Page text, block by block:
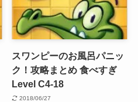
スワンピーのお風呂パニッ
ク！攻略まとめ 食べすぎ
Level C4-18
2018/06/27